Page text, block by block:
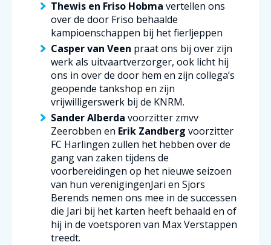
Thewis en Friso Hobma vertellen ons
over de door Friso behaalde
kampioenschappen bij het fierljeppen
Casper van Veen praat ons bij over zijn
werk als uitvaartverzorger, ook licht hij
ons in over de door hem en zijn collega’s
geopende tankshop en zijn
vrijwilligerswerk bij de KNRM.
Sander Alberda voorzitter zmvv
Zeerobben en Erik Zandberg voorzitter
FC Harlingen zullen het hebben over de
gang van zaken tijdens de
voorbereidingen op het nieuwe seizoen
van hun verenigingenJari en Sjors
Berends nemen ons mee in de successen
die Jari bij het karten heeft behaald en of
hij in de voetsporen van Max Verstappen
treedt.